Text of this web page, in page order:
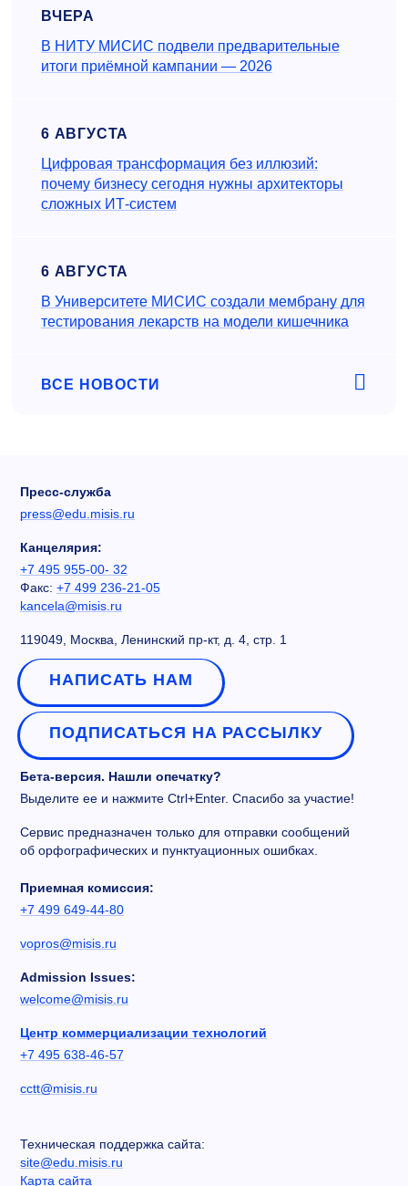
ВЧЕРА
В НИТУ МИСИС подвели предварительные
итоги приёмной кампании — 2026
6 АВГУСТА
Цифровая трансформация без иллюзий:
почему бизнесу сегодня нужны архитекторы
сложных ИТ-систем
6 АВГУСТА
В Университете МИСИС создали мембрану для
тестирования лекарств на модели кишечника
ВСЕ НОВОСТИ
Пресс-служба
press@edu.misis.ru
Канцелярия:
+7 495 955-00- 32
Факс: +7 499 236-21-05
kancela@misis.ru
119049, Москва, Ленинский пр-кт, д. 4, стр. 1
НАПИСАТЬ НАМ
ПОДПИСАТЬСЯ НА РАССЫЛКУ
Бета-версия. Нашли опечатку?
Выделите ее и нажмите Ctrl+Enter. Спасибо за участие!
Сервис предназначен только для отправки сообщений
об орфографических и пунктуационных ошибках.
Приемная комиссия:
+7 499 649-44-80
vopros@misis.ru
Admission Issues:
welcome@misis.ru
Центр коммерциализации технологий
+7 495 638-46-57
cctt@misis.ru
Техническая поддержка сайта:
site@edu.misis.ru
Карта сайта